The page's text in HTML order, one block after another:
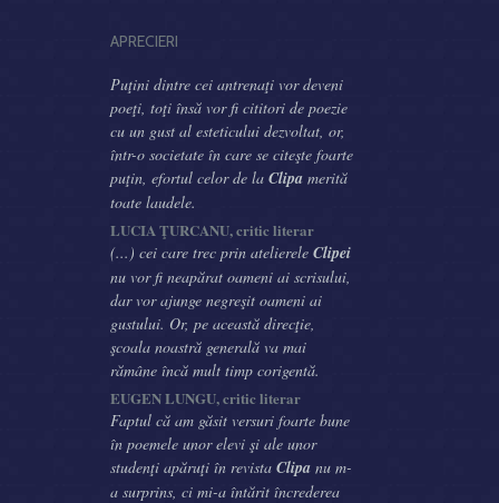
APRECIERI
Puţini dintre cei antrenaţi vor deveni
poeţi, toţi însă vor fi cititori de poezie
cu un gust al esteticului dezvoltat, or,
într-o societate în care se citeşte foarte
puţin, efortul celor de la Clipa merită
toate laudele.
LUCIA ŢURCANU, critic literar
(...) cei care trec prin atelierele Clipei
nu vor fi neapărat oameni ai scrisului,
dar vor ajunge negreşit oameni ai
gustului. Or, pe această direcţie,
şcoala noastră generală va mai
rămâne încă mult timp corigentă.
EUGEN LUNGU, critic literar
Faptul că am găsit versuri foarte bune
în poemele unor elevi şi ale unor
studenţi apăruţi în revista Clipa nu m-
a surprins, ci mi-a întărit încrederea